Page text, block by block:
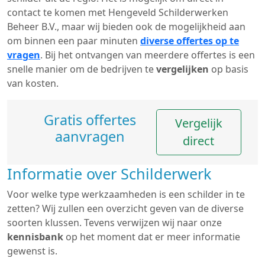
contact te komen met Hengeveld Schilderwerken
Beheer B.V., maar wij bieden ook de mogelijkheid aan
om binnen een paar minuten diverse offertes op te
vragen. Bij het ontvangen van meerdere offertes is een
snelle manier om de bedrijven tevergelijken op basis
van kosten.
Gratis offertes
aanvragen
Vergelijk
direct
Informatie over Schilderwerk
Voor welke type werkzaamheden is een schilder in te
zetten? Wij zullen een overzicht geven van de diverse
soorten klussen. Tevens verwijzen wij naar onze
kennisbank op het moment dat er meer informatie
gewenst is.